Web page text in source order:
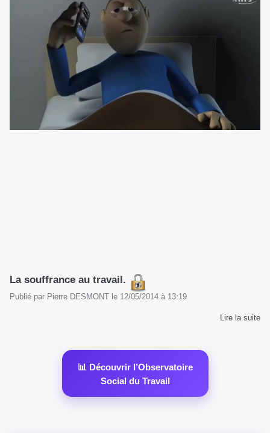
La souffrance au travail.
Publié par Pierre DESMONT le 12/05/2014 à 13:19
Lire la suite
📊 Découvrir l’Observatoire
Social du Travail